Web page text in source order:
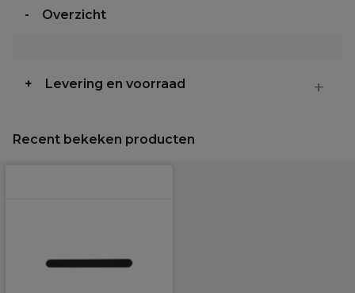
Overzicht
Levering en voorraad
Recent bekeken producten